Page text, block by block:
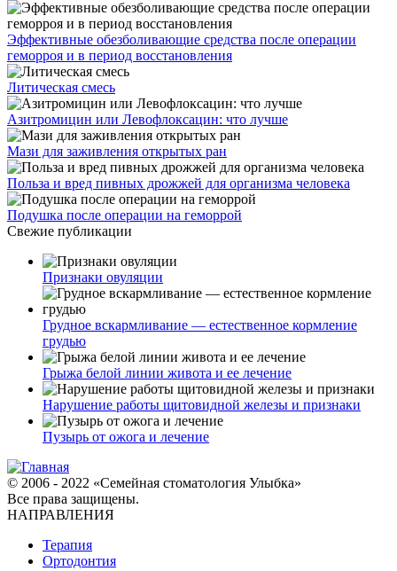
Эффективные обезболивающие средства после операции
геморроя и в период восстановления
Литическая смесь
Азитромицин или Левофлоксацин: что лучше
Мази для заживления открытых ран
Польза и вред пивных дрожжей для организма человека
Подушка после операции на геморрой
Свежие публикации
Признаки овуляции
Грудное вскармливание — естественное кормление
грудью
Грыжа белой линии живота и ее лечение
Нарушение работы щитовидной железы и признаки
Пузырь от ожога и лечение
© 2006 - 2022 «Семейная стоматология Улыбка»
Все права защищены.
НАПРАВЛЕНИЯ
Терапия
Ортодонтия